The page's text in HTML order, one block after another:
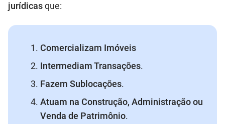
jurídicasque:
Comercializam Imóveis
Intermediam Transações.
Fazem Sublocações.
Atuam na Construção, Administração ou
Venda de Patrimônio.